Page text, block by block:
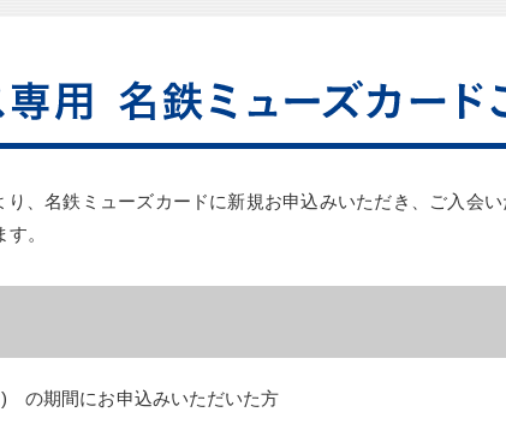
、名鉄ミューズカードに新規お申込みいただき、ご入会
。
の期間にお申込みいただいた方